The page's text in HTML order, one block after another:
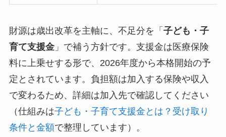
財源は歳出改革を主軸に、不足分を「 子ども・子
育て支援金」で補う方針です。支援金は医療保険
料に上乗せする形で、2026年度から本格開始の予
定とされています。負担額は加入する保険や収入
で変わるため、詳細は加入先で確認してください
（仕組みは子ども・子育て支援金とは？受け取り
条件と金額で整理しています）。